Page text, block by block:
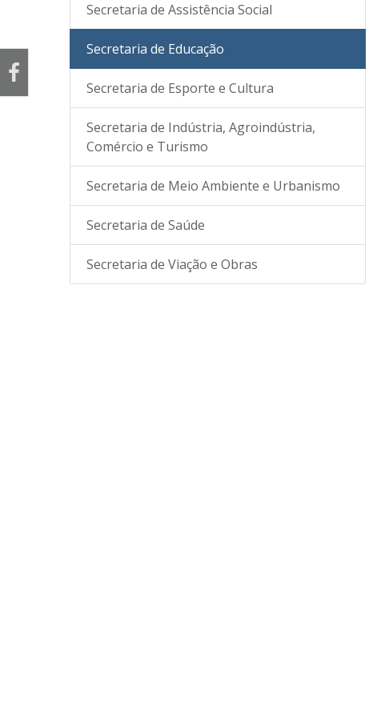
Secretaria de Assistência Social
Secretaria de Educação
Secretaria de Esporte e Cultura
Secretaria de Indústria, Agroindústria,
Comércio e Turismo
Secretaria de Meio Ambiente e Urbanismo
Secretaria de Saúde
Secretaria de Viação e Obras